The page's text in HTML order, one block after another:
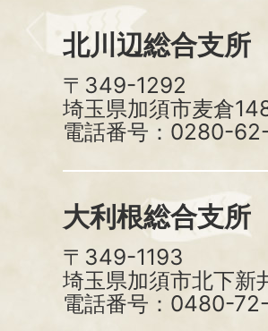
北川辺総合支所
〒349-1292
埼玉県加須市麦倉
電話番号：0280-62-
大利根総合支所
〒349-1193
埼玉県加須市北下新
電話番号：0480-72-